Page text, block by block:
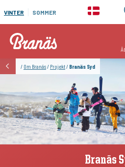
/ Om Branäs/ Projekt/ Branäs Syd
VINTER SOMMER
Branäs